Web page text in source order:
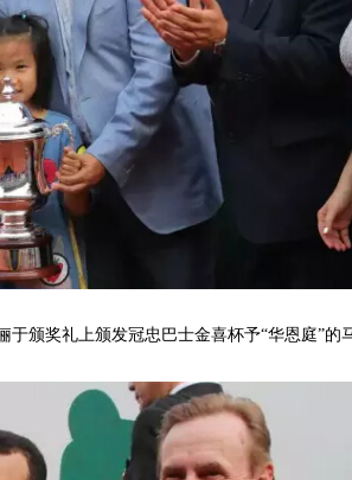
于颁奖礼上颁发冠忠巴士金喜杯予“华恩庭”的